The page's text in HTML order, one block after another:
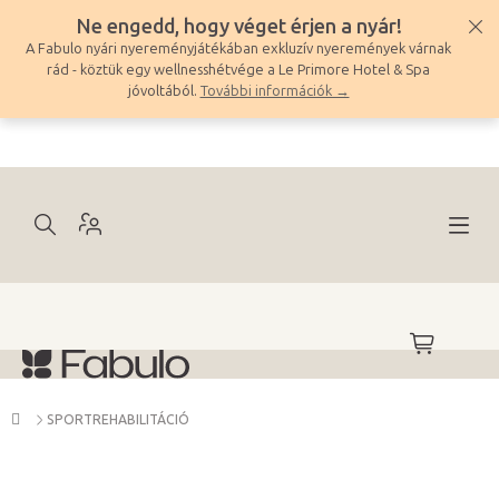
tartalomhoz
Ne engedd, hogy véget érjen a nyár!
A Fabulo nyári nyereményjátékában exkluzív nyeremények várnak
rád - köztük egy wellnesshétvége a Le Primore Hotel & Spa
jóvoltából. További információk →
KOSÁR
Kezdőlap
SPORTREHABILITÁCIÓ